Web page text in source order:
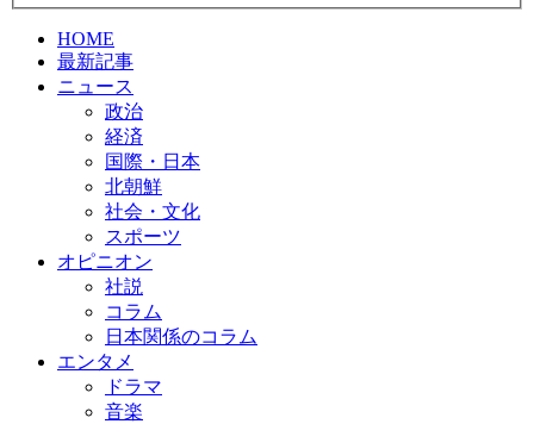
HOME
最新記事
ニュース
政治
経済
国際・日本
北朝鮮
社会・文化
スポーツ
オピニオン
社説
コラム
日本関係のコラム
エンタメ
ドラマ
音楽